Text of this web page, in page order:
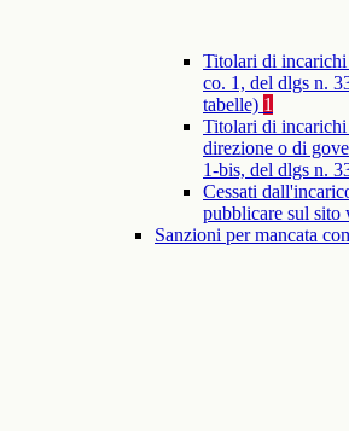
Titolari di
co. 1, del dlgs n.
tabelle) 1
Titolari di
direzione o di
1-bis, del dlgs n.
Cessati
pubblicare sul sito
Sanzioni per mancata